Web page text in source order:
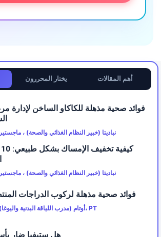
يختار المحررون أهم المقالات
نباديتا (خبير النظام الغذائي والصحة) ، ماجستير
نباديتا (خبير النظام الغذائي والصحة) ، ماجستير
7 فوائد صحية مذهلة لركوب الدراجات
أوتام (مدرب اللياقة البدنية واليوغا)، PT
هل ستيفيا ضار